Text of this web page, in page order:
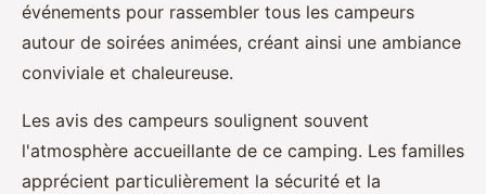
événements pour rassembler tous les campeurs
autour de soirées animées, créant ainsi une ambiance
conviviale et chaleureuse.
Les avis des campeurs soulignent souvent
l'atmosphère accueillante de ce camping. Les familles
apprécient particulièrement la sécurité et la